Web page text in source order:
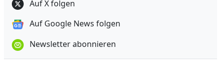
Auf X folgen
Auf Google News folgen
Newsletter abonnieren